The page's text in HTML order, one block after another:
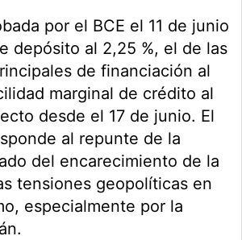
por el BCE el 11 de junio
depósito al 2,25 %, el de las
de financiación al
marginal de crédito al
desde el 17 de junio. El
al repunte de la
del encarecimiento de la
tensiones geopolíticas en
especialmente por la